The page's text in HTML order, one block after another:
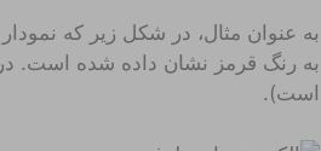
به عنوان مثال، در شکل زیر که
به رنگ قرمز نشان داده شده است. در
است).